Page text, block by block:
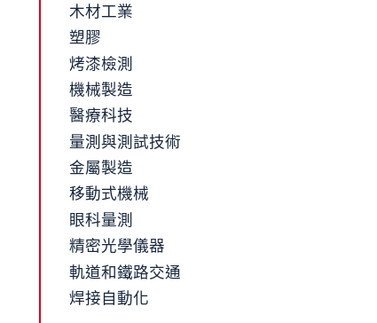
木材工業
塑膠
烤漆檢測
機械製造
醫療科技
量測與測試技術
金屬製造
移動式機械
眼科量測
精密光學儀器
軌道和鐵路交通
焊接自動化